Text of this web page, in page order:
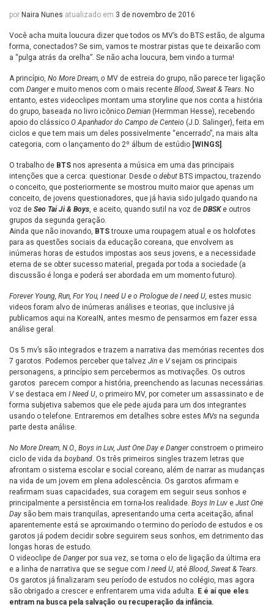
por Naira Nunes atualizado em 3 de novembro de 2016
Você acha muita loucura dizer que todos os MV’s do BTS estão, de alguma
forma, conectados? Se sim, vamos te mostrar pistas que te deixarão com
a “pulga atrás da orelha”. Se não acha loucura, bem vindo a turma!
A princípio, No More Dream, o MV de estreia do grupo, não parece ter ligação
com Dangere muito menos com o mais recente Blood, Sweat & Tears. No
entanto, estes videoclipes montam uma storyline que nos conta a história
do grupo, baseada no livro icônico Demian (Hermman Hesse), recebendo
apoio do clássico O Apanhador do Campo de Centeio (J.D. Salinger), feita em
ciclos e que tem mais um deles possivelmente “encerrado”, na mais alta
categoria, com o lançamento do 2º álbum de estúdio [WINGS] .
O trabalho de BTS nos apresenta a música em uma das principais
intenções que a cerca: questionar. Desde o debut BTS impactou, trazendo
o conceito, que posteriormente se mostrou muito maior que apenas um
conceito, de jovens questionadores, que já havia sido julgado quando na
voz de Seo Tai Ji & Boys, e aceito, quando sutil na voz de DBSK e outros
grupos da segunda geração.
Ainda que não inovando, BTStrouxe uma roupagem atual e os holofotes
para as questões sociais da educação coreana, que envolvem as
inúmeras horas de estudos impostas aos seus jovens, e a necessidade
eterna de se obter sucesso material, pregada por toda a sociedade (a
discussão é longa e poderá ser abordada em um momento futuro).
Forever Young, Run, For You, I need U e o Prologue de I need U, estes music
videos foram alvo de inúmeras análises e teorias, que inclusive já
publicamos aqui na KoreaIN, antes mesmo de pensarmos em fazer essa
análise geral.
Os 5 mv’s são integrados e trazem a narrativa das memórias recentes dos
7 garotos. Podemos perceber que talvez Jin e Vsejam os principais
personagens, a princípio sem percebermos as motivações. Os outros
garotos parecem compor a história, preenchendo as lacunas necessárias.
Vse destaca em I Need U, o primeiro MV, por cometer um assassinato e de
forma subjetiva sabemos que ele pede ajuda para um dos integrantes
usando o telefone. Entraremos em detalhes sobre estes MVs na segunda
parte desta análise.
No More Dream, N.O., Boys in Luv, Just One Day e Dangerconstroem o primeiro
ciclo de vida da boyband. Os três primeiros singles trazem letras que
afrontam o sistema escolar e social coreano, além de narrar as mudanças
na vida de um jovem em plena adolescência. Os garotos afirmam e
reafirmam suas capacidades, sua coragem em seguir seus sonhos e
principalmente a persistência em torna-los realidade. Boys In Luv e Just One
Day são bem mais tranquilas, apresentando uma certa aceitação, afinal
aparentemente está se aproximando o termino do período de estudos e os
garotos já podem decidir sobre seguirem seus sonhos, em detrimento das
longas horas de estudo.
O videoclipe de Dangerpor sua vez, se torna o elo de ligação da última era
e a linha de narrativa que se segue com I need U, até Blood, Sweat & Tears.
Os garotos já finalizaram seu período de estudos no colégio, mas agora
são obrigado a crescer e enfrentarem uma vida adulta. E é aí que eles
entram na busca pela salvação ou recuperação da infância.